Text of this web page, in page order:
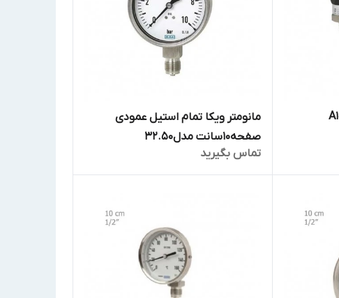
مانومتر ویکا تمام استیل عمودی
صفحه10سانت مدل32.50
تماس بگیرید